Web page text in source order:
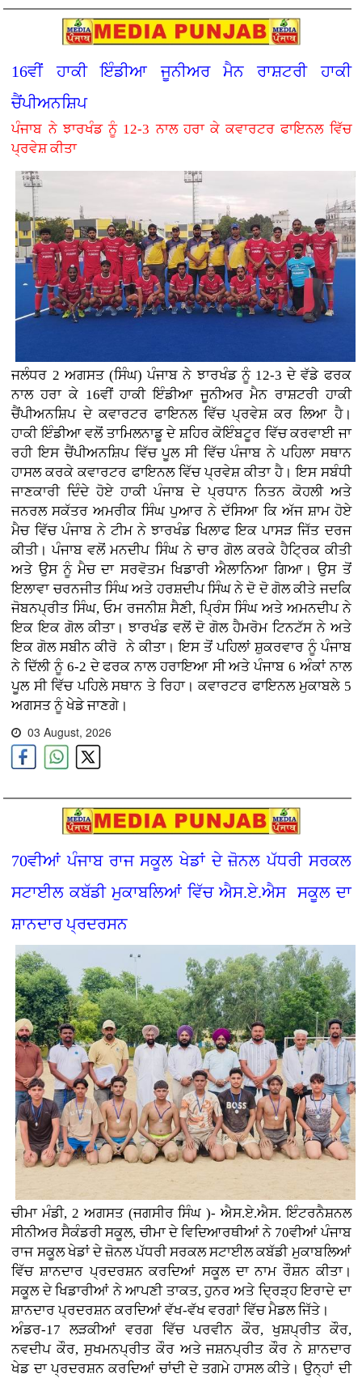
16ਵੀਂ ਹਾਕੀ ਇੰਡੀਆ ਜੂਨੀਅਰ ਮੈਨ ਰਾਸ਼ਟਰੀ ਹਾਕੀ
ਚੈਂਪੀਅਨਸ਼ਿਪ
ਪੰਜਾਬ ਨੇ ਝਾਰਖੰਡ ਨੂੰ 12-3 ਨਾਲ ਹਰਾ ਕੇ ਕਵਾਰਟਰ ਫਾਇਨਲ ਵਿੱਚ
ਪ੍ਰਵੇਸ਼ ਕੀਤਾ
ਜਲੰਧਰ 2 ਅਗਸਤ (ਸਿੰਘ) ਪੰਜਾਬ ਨੇ ਝਾਰਖੰਡ ਨੂੰ 12-3 ਦੇ ਵੱਡੇ ਫਰਕ
ਨਾਲ ਹਰਾ ਕੇ 16ਵੀਂ ਹਾਕੀ ਇੰਡੀਆ ਜੂਨੀਅਰ ਮੈਨ ਰਾਸ਼ਟਰੀ ਹਾਕੀ
ਚੈਂਪੀਅਨਸ਼ਿਪ ਦੇ ਕਵਾਰਟਰ ਫਾਇਨਲ ਵਿੱਚ ਪ੍ਰਵੇਸ਼ ਕਰ ਲਿਆ ਹੈ।
ਹਾਕੀ ਇੰਡੀਆ ਵਲੋਂ ਤਾਮਿਲਨਾਡੂ ਦੇ ਸ਼ਹਿਰ ਕੋਇੰਬਟੂਰ ਵਿੱਚ ਕਰਵਾਈ ਜਾ
ਰਹੀ ਇਸ ਚੈਂਪੀਅਨਸ਼ਿਪ ਵਿੱਚ ਪੂਲ ਸੀ ਵਿੱਚ ਪੰਜਾਬ ਨੇ ਪਹਿਲਾ ਸਥਾਨ
ਹਾਸਲ ਕਰਕੇ ਕਵਾਰਟਰ ਫਾਇਨਲ ਵਿੱਚ ਪ੍ਰਵੇਸ਼ ਕੀਤਾ ਹੈ। ਇਸ ਸਬੰਧੀ
ਜਾਣਕਾਰੀ ਦਿੰਦੇ ਹੋਏ ਹਾਕੀ ਪੰਜਾਬ ਦੇ ਪ੍ਰਧਾਨ ਨਿਤਨ ਕੋਹਲੀ ਅਤੇ
ਜਨਰਲ ਸਕੱਤਰ ਅਮਰੀਕ ਸਿੰਘ ਪੁਆਰ ਨੇ ਦੱਸਿਆ ਕਿ ਅੱਜ ਸ਼ਾਮ ਹੋਏ
ਮੈਚ ਵਿੱਚ ਪੰਜਾਬ ਨੇ ਟੀਮ ਨੇ ਝਾਰਖੰਡ ਖਿਲਾਫ ਇਕ ਪਾਸੜ ਜਿੱਤ ਦਰਜ
ਕੀਤੀ। ਪੰਜਾਬ ਵਲੋਂ ਮਨਦੀਪ ਸਿੰਘ ਨੇ ਚਾਰ ਗੋਲ ਕਰਕੇ ਹੈਟ੍ਰਿਕ ਕੀਤੀ
ਅਤੇ ਉਸ ਨੂੰ ਮੈਚ ਦਾ ਸਰਵੋਤਮ ਖਿਡਾਰੀ ਐਲਾਨਿਆ ਗਿਆ। ਉਸ ਤੋਂ
ਇਲਾਵਾ ਚਰਨਜੀਤ ਸਿੰਘ ਅਤੇ ਹਰਸ਼ਦੀਪ ਸਿੰਘ ਨੇ ਦੋ ਦੋ ਗੋਲ ਕੀਤੇ ਜਦਕਿ
ਜੋਬਨਪ੍ਰੀਤ ਸਿੰਘ, ਓਮ ਰਜਨੀਸ਼ ਸੈਣੀ, ਪ੍ਰਿੰਸ ਸਿੰਘ ਅਤੇ ਅਮਨਦੀਪ ਨੇ
ਇਕ ਇਕ ਗੋਲ ਕੀਤਾ। ਝਾਰਖੰਡ ਵਲੋਂ ਦੋ ਗੋਲ ਹੈਮਰੋਮ ਟਿਨਟੱਸ ਨੇ ਅਤੇ
ਇਕ ਗੋਲ ਸਬੀਨ ਕੀਰੋ ਨੇ ਕੀਤਾ। ਇਸ ਤੋਂ ਪਹਿਲਾਂ ਸ਼ੁਕਰਵਾਰ ਨੂੰ ਪੰਜਾਬ
ਨੇ ਦਿੱਲੀ ਨੂੰ 6-2 ਦੇ ਫਰਕ ਨਾਲ ਹਰਾਇਆ ਸੀ ਅਤੇ ਪੰਜਾਬ 6 ਅੰਕਾਂ ਨਾਲ
ਪੂਲ ਸੀ ਵਿੱਚ ਪਹਿਲੇ ਸਥਾਨ ਤੇ ਰਿਹਾ। ਕਵਾਰਟਰ ਫਾਇਨਲ ਮੁਕਾਬਲੇ 5
ਅਗਸਤ ਨੂੰ ਖੇਡੇ ਜਾਣਗੇ।
03 August, 2026
70ਵੀਆਂ ਪੰਜਾਬ ਰਾਜ ਸਕੂਲ ਖੇਡਾਂ ਦੇ ਜ਼ੋਨਲ ਪੱਧਰੀ ਸਰਕਲ
ਸਟਾਈਲ ਕਬੱਡੀ ਮੁਕਾਬਲਿਆਂ ਵਿੱਚ ਐਸ.ਏ.ਐਸ ਸਕੂਲ ਦਾ
ਸ਼ਾਨਦਾਰ ਪ੍ਰਦਰਸਨ
ਚੀਮਾ ਮੰਡੀ, 2 ਅਗਸਤ (ਜਗਸੀਰ ਸਿੰਘ )- ਐਸ.ਏ.ਐਸ. ਇੰਟਰਨੈਸ਼ਨਲ
ਸੀਨੀਅਰ ਸੈਕੰਡਰੀ ਸਕੂਲ, ਚੀਮਾ ਦੇ ਵਿਦਿਆਰਥੀਆਂ ਨੇ 70ਵੀਆਂ ਪੰਜਾਬ
ਰਾਜ ਸਕੂਲ ਖੇਡਾਂ ਦੇ ਜ਼ੋਨਲ ਪੱਧਰੀ ਸਰਕਲ ਸਟਾਈਲ ਕਬੱਡੀ ਮੁਕਾਬਲਿਆਂ
ਵਿੱਚ ਸ਼ਾਨਦਾਰ ਪ੍ਰਦਰਸ਼ਨ ਕਰਦਿਆਂ ਸਕੂਲ ਦਾ ਨਾਮ ਰੌਸ਼ਨ ਕੀਤਾ।
ਸਕੂਲ ਦੇ ਖਿਡਾਰੀਆਂ ਨੇ ਆਪਣੀ ਤਾਕਤ, ਹੁਨਰ ਅਤੇ ਦ੍ਰਿੜ੍ਹ ਇਰਾਦੇ ਦਾ
ਸ਼ਾਨਦਾਰ ਪ੍ਰਦਰਸ਼ਨ ਕਰਦਿਆਂ ਵੱਖ-ਵੱਖ ਵਰਗਾਂ ਵਿੱਚ ਮੈਡਲ ਜਿੱਤੇ।
ਅੰਡਰ-17 ਲੜਕੀਆਂ ਵਰਗ ਵਿੱਚ ਪਰਵੀਨ ਕੌਰ, ਖੁਸ਼ਪ੍ਰੀਤ ਕੌਰ,
ਨਵਦੀਪ ਕੌਰ, ਸੁਖਮਨਪ੍ਰੀਤ ਕੌਰ ਅਤੇ ਜਸ਼ਨਪ੍ਰੀਤ ਕੌਰ ਨੇ ਸ਼ਾਨਦਾਰ
ਖੇਡ ਦਾ ਪ੍ਰਦਰਸ਼ਨ ਕਰਦਿਆਂ ਚਾਂਦੀ ਦੇ ਤਗਮੇ ਹਾਸਲ ਕੀਤੇ। ਉਨ੍ਹਾਂ ਦੀ